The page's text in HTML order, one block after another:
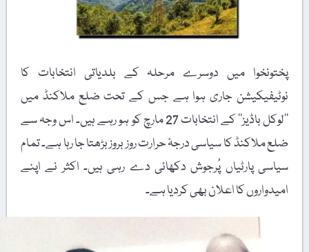
پختونخوا میں دوسرے مرحلہ کے بلدیاتی انتخابات کا
نوٹیفیکیشن جاری ہوا ہے جس کے تحت ضلع ملاکنڈ میں
’’لوکل باڈیز‘‘ کے انتخابات 27 مارچ کو ہو رہے ہیں۔ اس وجہ سے
ضلع ملاکنڈ کا سیاسی درجۂ حرارت روز بروز بڑھتا جا رہا ہے۔ تمام
سیاسی پارٹیاں پُرجوش دکھائی دے رہی ہیں۔ اکثر نے اپنے
امیدواروں کا اعلان بھی کردیا ہے۔